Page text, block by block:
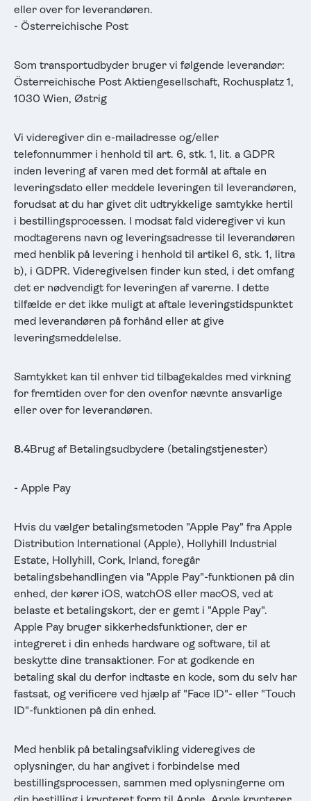
eller over for leverandøren.
- Österreichische Post
Som transportudbyder bruger vi følgende leverandør:
Österreichische Post Aktiengesellschaft, Rochusplatz 1,
1030 Wien, Østrig
Vi videregiver din e-mailadresse og/eller
telefonnummer i henhold til art. 6, stk. 1, lit. a GDPR
inden levering af varen med det formål at aftale en
leveringsdato eller meddele leveringen til leverandøren,
forudsat at du har givet dit udtrykkelige samtykke hertil
i bestillingsprocessen. I modsat fald videregiver vi kun
modtagerens navn og leveringsadresse til leverandøren
med henblik på levering i henhold til artikel 6, stk. 1, litra
b), i GDPR. Videregivelsen finder kun sted, i det omfang
det er nødvendigt for leveringen af varerne. I dette
tilfælde er det ikke muligt at aftale leveringstidspunktet
med leverandøren på forhånd eller at give
leveringsmeddelelse.
Samtykket kan til enhver tid tilbagekaldes med virkning
for fremtiden over for den ovenfor nævnte ansvarlige
eller over for leverandøren.
8.4Brug af Betalingsudbydere (betalingstjenester)
- Apple Pay
Hvis du vælger betalingsmetoden "Apple Pay" fra Apple
Distribution International (Apple), Hollyhill Industrial
Estate, Hollyhill, Cork, Irland, foregår
betalingsbehandlingen via "Apple Pay"-funktionen på din
enhed, der kører iOS, watchOS eller macOS, ved at
belaste et betalingskort, der er gemt i "Apple Pay".
Apple Pay bruger sikkerhedsfunktioner, der er
integreret i din enheds hardware og software, til at
beskytte dine transaktioner. For at godkende en
betaling skal du derfor indtaste en kode, som du selv har
fastsat, og verificere ved hjælp af "Face ID"- eller "Touch
ID"-funktionen på din enhed.
Med henblik på betalingsafvikling videregives de
oplysninger, du har angivet i forbindelse med
bestillingsprocessen, sammen med oplysningerne om